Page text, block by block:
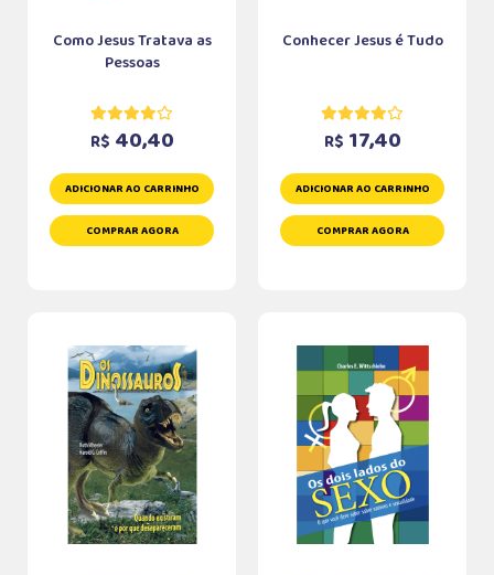
Como Jesus Tratava as
Pessoas
R$ 40,40
ADICIONAR AO CARRINHO
COMPRAR AGORA
Conhecer Jesus é Tudo
R$ 17,40
ADICIONAR AO CARRINHO
COMPRAR AGORA